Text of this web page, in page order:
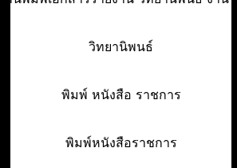
วิทยานิพนธ์
พิมพ์ หนังสือ ราชการ
พิมพ์หนังสือราชการ